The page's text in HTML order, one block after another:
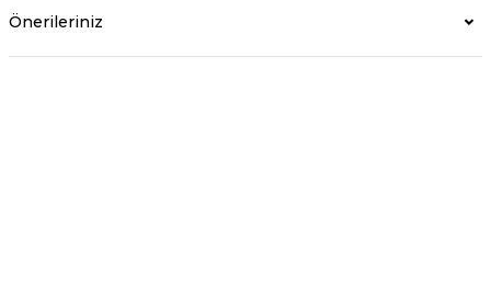
Önerileriniz